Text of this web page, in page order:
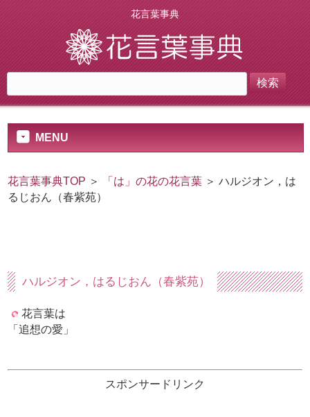
花言葉事典
MENU
花言葉事典TOP ＞ 「は」の花の花言葉 ＞ ハルジオン，は
るじおん（春紫苑）
ハルジオン，はるじおん（春紫苑）
花言葉は
「追想の愛」
スポンサードリンク